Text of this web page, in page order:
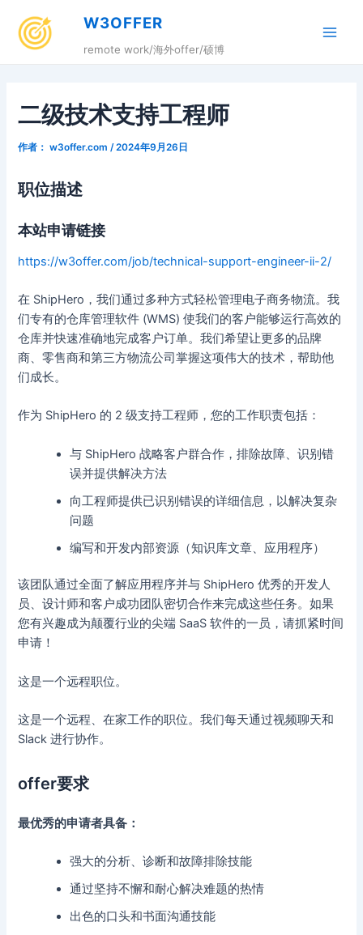
W3OFFER
remote work/海外offer/硕博
二级技术支持工程师
作者： w3offer.com /2024年9月26日
职位描述
本站申请链接
https://w3offer.com/job/technical-support-engineer-ii-2/
在 ShipHero，我们通过多种方式轻松管理电子商务物流。我
们专有的仓库管理软件 (WMS) 使我们的客户能够运行高效的
仓库并快速准确地完成客户订单。我们希望让更多的品牌
商、零售商和第三方物流公司掌握这项伟大的技术，帮助他
们成长。
作为 ShipHero 的 2 级支持工程师，您的工作职责包括：
与 ShipHero 战略客户群合作，排除故障、识别错
误并提供解决方法
向工程师提供已识别错误的详细信息，以解决复杂
问题
编写和开发内部资源（知识库文章、应用程序）
该团队通过全面了解应用程序并与 ShipHero 优秀的开发人
员、设计师和客户成功团队密切合作来完成这些任务。如果
您有兴趣成为颠覆行业的尖端 SaaS 软件的一员，请抓紧时间
申请！
这是一个远程职位。
这是一个远程、在家工作的职位。我们每天通过视频聊天和
Slack 进行协作。
offer要求
最优秀的申请者具备：
强大的分析、诊断和故障排除技能
通过坚持不懈和耐心解决难题的热情
出色的口头和书面沟通技能